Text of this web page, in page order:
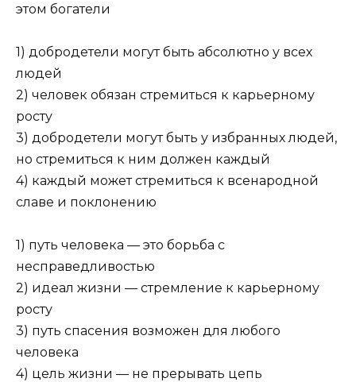
этом богатели
1) добродетели могут быть абсолютно у всех
людей
2) человек обязан стремиться к карьерному
росту
3) добродетели могут быть у избранных людей,
но стре­миться к ним должен каждый
4) каждый может стремиться к всенародной
славе и покло­нению
1) путь человека — это борьба с
несправедливостью
2) идеал жизни — стремление к карьерному
росту
3) путь спасения возможен для любого
человека
4) цель жизни — не прерывать цепь